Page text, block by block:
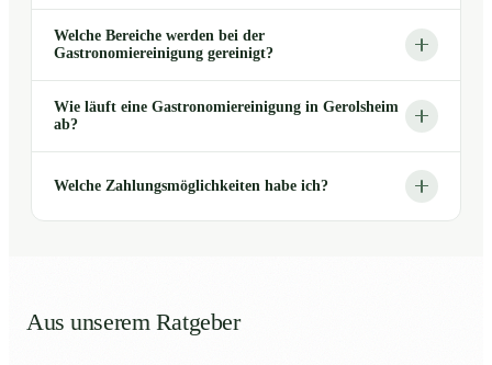
Welche Bereiche werden bei der
Gastronomiereinigung gereinigt?
Wie läuft eine Gastronomiereinigung in Gerolsheim
ab?
Welche Zahlungsmöglichkeiten habe ich?
Aus unserem Ratgeber